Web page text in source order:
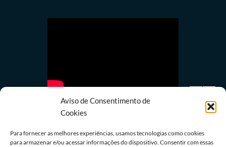
Aviso de Consentimento de
Cookies
Para fornecer as melhores experiências, usamos tecnologias como cookies
para armazenar e/ou acessar informações do dispositivo. Consentir com essas